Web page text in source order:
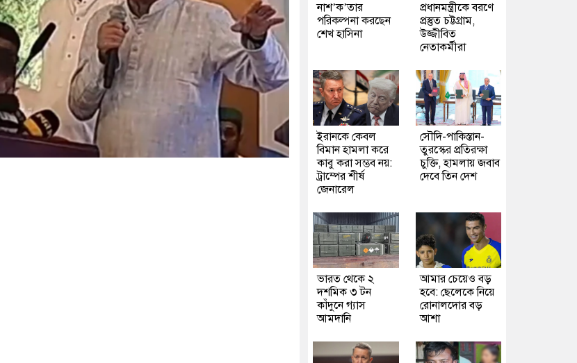
নাশ’ক’তার
পরিকল্পনা করছেন
শেখ হাসিনা
প্রধানমন্ত্রীকে বরণে
প্রস্তুত চট্টগ্রাম,
উজ্জীবিত
নেতাকর্মীরা
ইরানকে কেবল
বিমান হামলা করে
কাবু করা সম্ভব নয়:
ট্রাম্পের শীর্ষ
জেনারেল
সৌদি-পাকিস্তান-
তুরস্কের প্রতিরক্ষা
চুক্তি, হামলায় জবাব
দেবে তিন দেশ
ভারত থেকে ২
দশমিক ৩ টন
কাঁদুনে গ্যাস
আমদানি
আমার চেয়েও বড়
হবে: ছেলেকে নিয়ে
রোনালদোর বড়
আশা